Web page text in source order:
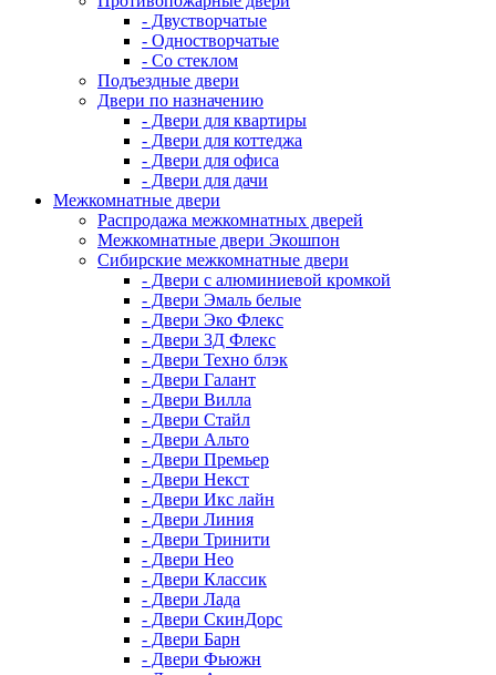
- Двустворчатые
- Одностворчатые
- Со стеклом
Подъездные двери
Двери по назначению
- Двери для квартиры
- Двери для коттеджа
- Двери для офиса
- Двери для дачи
Межкомнатные двери
Распродажа межкомнатных дверей
Межкомнатные двери Экошпон
Сибирские межкомнатные двери
- Двери с алюминиевой кромкой
- Двери Эмаль белые
- Двери Эко Флекс
- Двери 3Д Флекс
- Двери Техно блэк
- Двери Галант
- Двери Вилла
- Двери Стайл
- Двери Альто
- Двери Премьер
- Двери Некст
- Двери Икс лайн
- Двери Линия
- Двери Тринити
- Двери Нео
- Двери Классик
- Двери Лада
- Двери СкинДорс
- Двери Барн
- Двери Фьюжн